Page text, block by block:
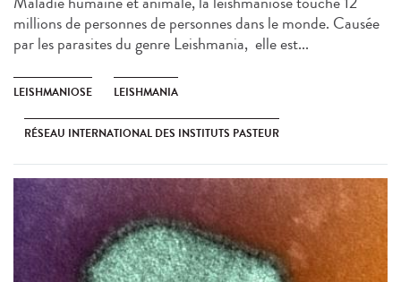
millions de personnes de personnes dans le monde. Causée
par les parasites du genre Leishmania, elle est...
LEISHMANIOSE LEISHMANIA
RÉSEAU INTERNATIONAL DES INSTITUTS PASTEUR